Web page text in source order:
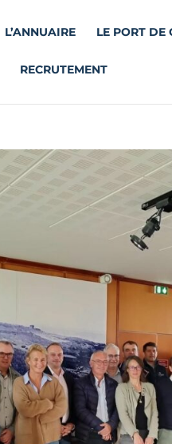
L’ANNUAIRE LE PORT DE
RECRUTEMENT